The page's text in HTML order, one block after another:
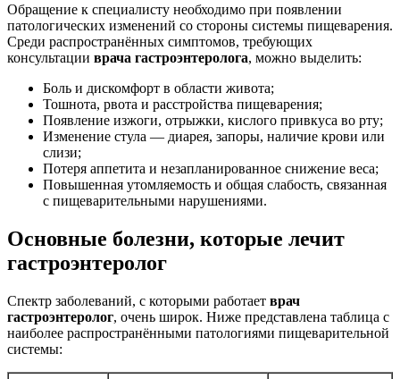
Обращение к специалисту необходимо при появлении
патологических изменений со стороны системы пищеварения.
Среди распространённых симптомов, требующих
консультации врача гастроэнтеролога, можно выделить:
Боль и дискомфорт в области живота;
Тошнота, рвота и расстройства пищеварения;
Появление изжоги, отрыжки, кислого привкуса во рту;
Изменение стула — диарея, запоры, наличие крови или
слизи;
Потеря аппетита и незапланированное снижение веса;
Повышенная утомляемость и общая слабость, связанная
с пищеварительными нарушениями.
Основные болезни, которые лечит
гастроэнтеролог
Спектр заболеваний, с которыми работает врач
гастроэнтеролог, очень широк. Ниже представлена таблица с
наиболее распространёнными патологиями пищеварительной
системы: